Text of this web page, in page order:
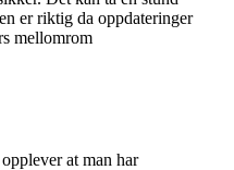
er riktig da oppdateringer
mellomrom
at man har